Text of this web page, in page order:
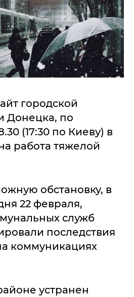
городской
Донецка, по
(17:30 по Киеву) в
работа тяжелой
обстановку, в
22 февраля,
служб
последствия
коммуникациях
устранен